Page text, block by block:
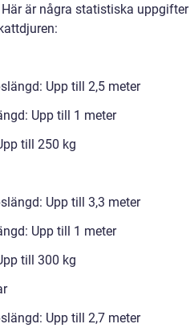
är några statistiska
Upp till 2,5 meter
Upp till 1 meter
till 250 kg
Upp till 3,3 meter
Upp till 1 meter
till 300 kg
Upp till 2,7 meter